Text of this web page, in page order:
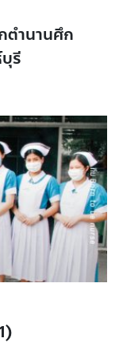
ตำนานศึก
รี